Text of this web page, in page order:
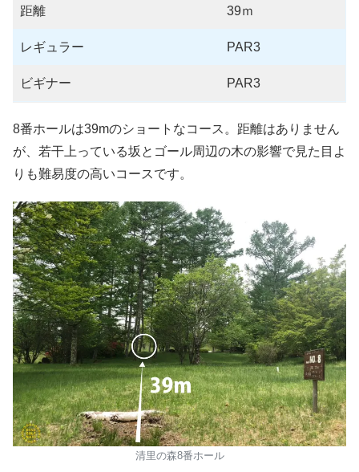
距離 39ｍ
レギュラー PAR3
ビギナー PAR3
8番ホールは39mのショートなコース。距離はありません
が、若干上っている坂とゴール周辺の木の影響で見た目よ
りも難易度の高いコースです。
清里の森8番ホール